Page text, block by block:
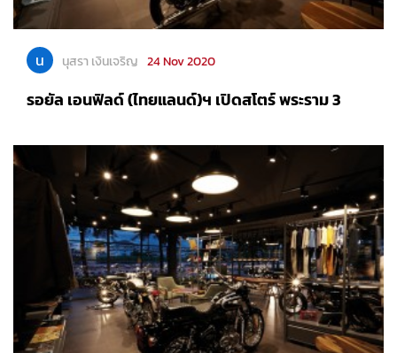
น นุสรา เงินเจริญ 24 Nov 2020
รอยัล เอนฟิลด์ (ไทยแลนด์)ฯ เปิดสโตร์ พระราม 3